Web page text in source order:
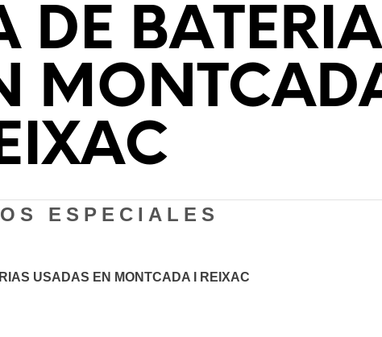
DE
ESPECIALES
USADAS EN MONTCADA I REIXAC